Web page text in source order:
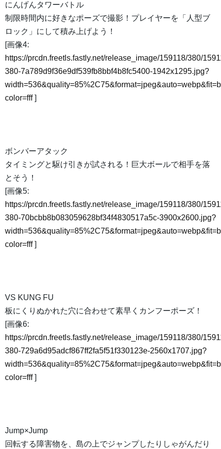
にんげんタワーバトル
制限時間内に好きなポーズで撮影！プレイヤーを「人型ブ
ロック」にして積み上げよう！
[画像4:
https://prcdn.freetls.fastly.net/release_image/159118/380/
380-7a789d9f36e9df539fb8bbf4b8fc5400-1942x1295.jpg?
color=fff]
ボンバーアタック
タイミングと駆け引きが試される！巨大ボールで相手を落
とそう！
[画像5:
https://prcdn.freetls.fastly.net/release_image/159118/380/
380-70bcbb8b083059628bf34f4830517a5c-3900x2600.jpg?
color=fff]
VS KUNG FU
板にくりぬかれた穴に合わせて素早くカンフーポーズ！
[画像6:
https://prcdn.freetls.fastly.net/release_image/159118/380/
380-729a6d95adcf867ff2fa5f51f330123e-2560x1707.jpg?
color=fff]
Jump×Jump
回転する障害物を、島の上でジャンプしたりしゃがんだり